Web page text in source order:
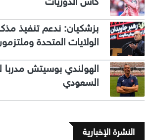
بزشكيان: ندعم تنفيذ
الولايات المتحدة
الهولندي بوسيتش مدربا
السعودي
النشرة الإخبارية